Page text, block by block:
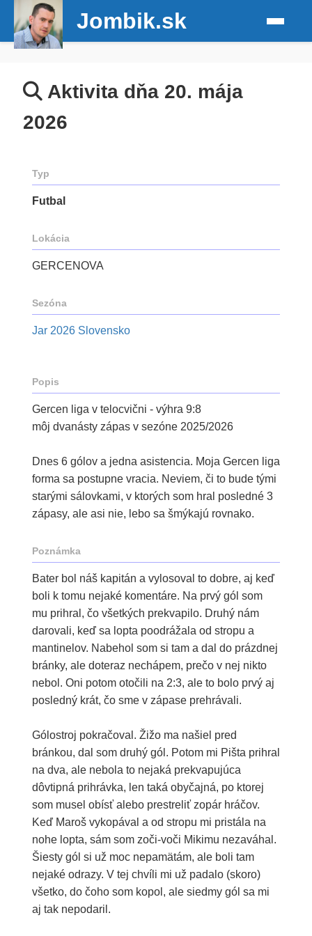
Jombik.sk
Aktivita dňa 20. mája
2026
Typ
Futbal
Lokácia
GERCENOVA
Sezóna
Jar 2026 Slovensko
Popis
Gercen liga v telocvični - výhra 9:8
môj dvanásty zápas v sezóne 2025/2026
Dnes 6 gólov a jedna asistencia. Moja Gercen liga
forma sa postupne vracia. Neviem, či to bude tými
starými sálovkami, v ktorých som hral posledné 3
zápasy, ale asi nie, lebo sa šmýkajú rovnako.
Poznámka
Bater bol náš kapitán a vylosoval to dobre, aj keď
boli k tomu nejaké komentáre. Na prvý gól som
mu prihral, čo všetkých prekvapilo. Druhý nám
darovali, keď sa lopta poodrážala od stropu a
mantinelov. Nabehol som si tam a dal do prázdnej
bránky, ale doteraz nechápem, prečo v nej nikto
nebol. Oni potom otočili na 2:3, ale to bolo prvý aj
posledný krát, čo sme v zápase prehrávali.
Gólostroj pokračoval. Žižo ma našiel pred
bránkou, dal som druhý gól. Potom mi Pišta prihral
na dva, ale nebola to nejaká prekvapujúca
dôvtipná prihrávka, len taká obyčajná, po ktorej
som musel obísť alebo prestreliť zopár hráčov.
Keď Maroš vykopával a od stropu mi pristála na
nohe lopta, sám som zoči-voči Mikimu nezaváhal.
Šiesty gól si už moc nepamätám, ale boli tam
nejaké odrazy. V tej chvíli mi už padalo (skoro)
všetko, do čoho som kopol, ale siedmy gól sa mi
aj tak nepodaril.